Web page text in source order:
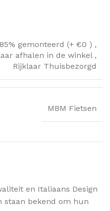
85% gemonteerd (+ €0 ) ,
afhalen in de winkel ,
Rijklaar Thuisbezorgd
MBM Fietsen
en Italiaans Design
staan bekend om hun